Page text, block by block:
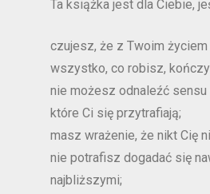
Ta książka jest dla Ciebie,
czujesz, że z Twoim
wszystko, co robisz,
nie możesz odnaleźć sensu
które Ci się przytrafiają;
masz wrażenie, że nikt Cię
nie potrafisz dogadać się
najbliższymi;